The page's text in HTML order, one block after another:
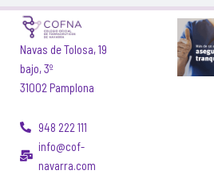
Navas de Tolosa, 19
bajo, 3º
31002 Pamplona
948 222 111
info@cof-
navarra.com